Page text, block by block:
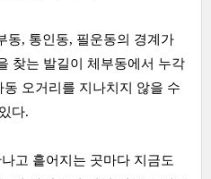
동, 통인동, 필운동의 경계가
찾는 발길이 체부동에서 누각
오거리를 지나치지 않을 수
다.
고 흩어지는 곳마다 지금도